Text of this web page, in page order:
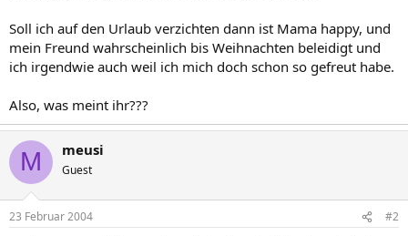
Soll ich auf den Urlaub verzichten dann ist Mama happy, und
mein Freund wahrscheinlich bis Weihnachten beleidigt und
ich irgendwie auch weil ich mich doch schon so gefreut habe.
Also, was meint ihr???
M meusi
Guest
23 Februar 2004 #2